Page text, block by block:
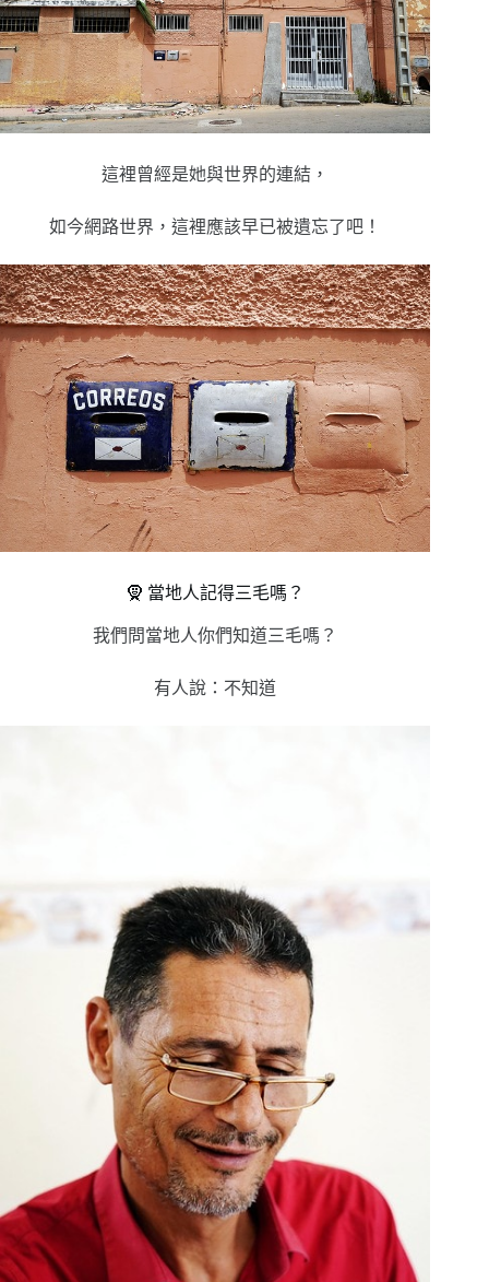
這裡曾經是她與世界的連結，
如今網路世界，這裡應該早已被遺忘了吧！
🧕 當地人記得三毛嗎？
我們問當地人你們知道三毛嗎？
有人說：不知道